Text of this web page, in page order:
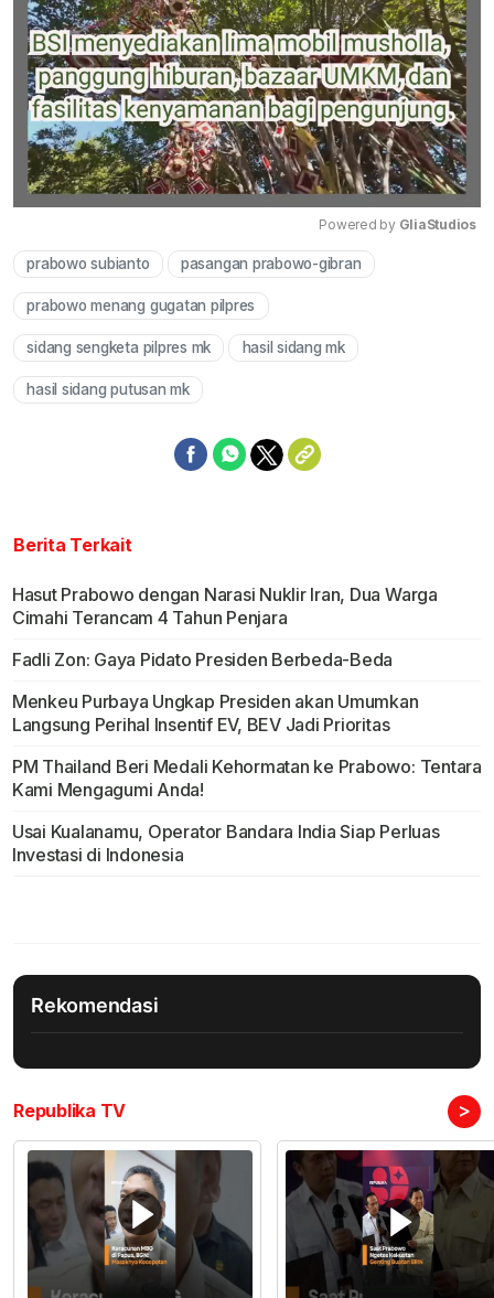
Powered by GliaStudios
prabowo subianto pasangan prabowo-gibran
prabowo menang gugatan pilpres
sidang sengketa pilpres mk hasil sidang mk
hasil sidang putusan mk
Berita Terkait
Hasut Prabowo dengan Narasi Nuklir Iran, Dua Warga
Cimahi Terancam 4 Tahun Penjara
Fadli Zon: Gaya Pidato Presiden Berbeda-Beda
Menkeu Purbaya Ungkap Presiden akan Umumkan
Langsung Perihal Insentif EV, BEV Jadi Prioritas
PM Thailand Beri Medali Kehormatan ke Prabowo: Tentara
Kami Mengagumi Anda!
Usai Kualanamu, Operator Bandara India Siap Perluas
Investasi di Indonesia
Rekomendasi
Republika TV >